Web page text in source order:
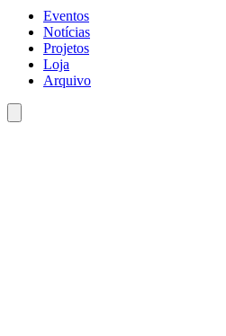
Eventos
Notícias
Projetos
Loja
Arquivo